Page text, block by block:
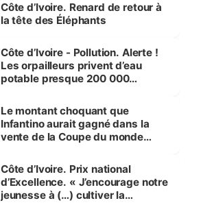
Côte d’Ivoire. Renard de retour à
la tête des Éléphants
Côte d’Ivoire - Pollution. Alerte !
Les orpailleurs privent d’eau
potable presque 200 000
Le montant choquant que
Infantino aurait gagné dans la
vente de la Coupe du monde
Côte d’Ivoire. Prix national
d’Excellence. « J’encourage notre
jeunesse à (…) cultiver la